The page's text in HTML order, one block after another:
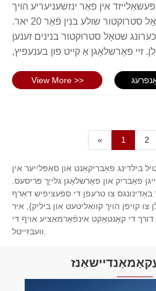
אין פאַר ינזשעניעריע הויך
העכערונג שטאָל סטרוקטור שולע בנין פֿאַר 20 יאר.
שטאָל סטרוקטור בנינים זענען
זיי פאָרשלאָגן אַ קייט פון בענעפיץ,
דאָ זענען עטלעכע שליסל פֿעיִקייטן פון
ערדציטערנישן. קוסטאָמיזאַטיאָן: פאַר
קענען קלייַבן די נומער פון פלאָרז,
אנדערע פֿעיִקייטן וואָס טרעפן זייער
עפעקטיוו: פאַר - ענדזשאַנירד
זענען מער אַפאָרדאַבאַל ווי
ווייַל די קאַמפּאָונאַנץ זענען
סטראַקטשערז זענען קאַנסטראַקטאַד
קוילעלדיק בנין צייט און מינאַמייזאַז
View More >>
« 1 2
בילדינג פאַבריקאַנט און סאַפּלייער אין
פאַבריק און פאָרשלאָגן גלייַך פּריסעס.
צו טרעפן די ספּעציפיש דאַרף
צו קויפן הויך קוואַליטעט און ביליק}, איר
דורך די קאָנטאַקט אינפֿאָרמאַציע אויף די